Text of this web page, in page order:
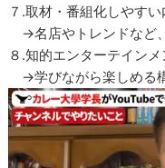
７.取材・番組化しやすい
→名店やトレンドなど
８.知的エンターテインメ
→学びながら楽しめる